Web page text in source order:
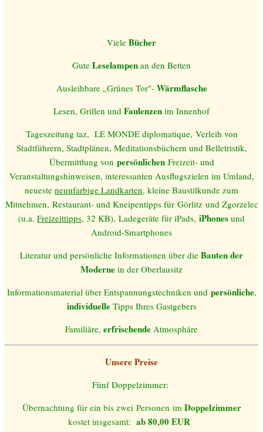
Viele Bücher
Gute Leselampen an den Betten
Ausleihbare „Grünes Tor"- Wärmflasche
Lesen, Grillen und Faulenzen im Innenhof
Tageszeitung taz, LE MONDE diplomatique, Verleih von
Stadtführern, Stadtplänen, Meditationsbüchern und Belletristik,
Übermittlung von persönlichenFreizeit- und
Veranstaltungshinweisen, interessanten Ausflugszielen im Umland,
neueste neunfarbige Landkarten, kleine Baustilkunde zum
Mitnehmen, Restaurant- und Kneipentipps für Görlitz und Zgorzelec
(u.a. Freizeittipps, 32 KB), Ladegeräte für iPads, iPhones und
Android-Smartphones
Literatur und persönliche Informationen über die Bauten der
Moderne in der Oberlausitz
Informationsmaterial über Entspannungstechniken und persönliche,
individuelleTipps Ihres Gastgebers
Familiäre, erfrischende Atmosphäre
Unsere Preise
Fünf Doppelzimmer:
Übernachtung für ein bis zwei Personen im Doppelzimmer
kostet insgesamt: ab 80,00 EUR